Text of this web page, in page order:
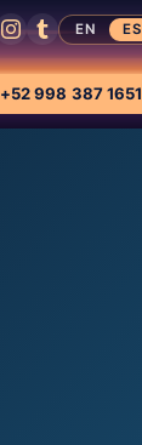
EN ES
+52 998 387 1651